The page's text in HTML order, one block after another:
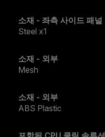
소재 - 좌측 사이드 패널
Steel x1
소재 - 외부
Mesh
소재 - 외부
ABS Plastic